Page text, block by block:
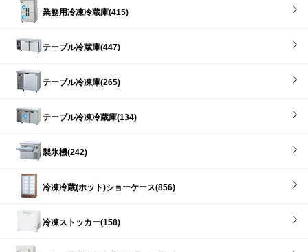
業務用冷凍冷蔵庫(415)
テーブル冷蔵庫(447)
テーブル冷凍庫(265)
テーブル冷凍冷蔵庫(134)
製氷機(242)
冷凍冷蔵(ホット)ショーケース(856)
冷凍ストッカー(158)